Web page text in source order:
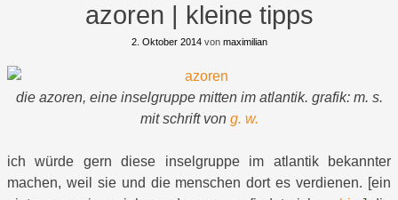
azoren | kleine tipps
2. Oktober 2014von maximilian
die azoren, eine inselgruppe mitten im atlantik. grafik: m. s.
mit schrift von g. w.
ich würde gern diese inselgruppe im atlantik bekannter
machen, weil sie und die menschen dort es verdienen. [ein